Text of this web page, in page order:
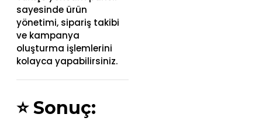
sayesinde ürün
yönetimi, sipariş takibi
ve kampanya
oluşturma işlemlerini
kolayca yapabilirsiniz.
⭐Sonuç: